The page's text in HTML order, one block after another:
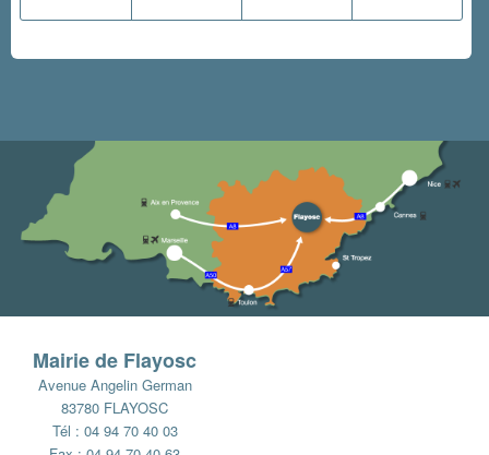
Mairie de Flayosc
Avenue Angelin German
83780 FLAYOSC
Tél : 04 94 70 40 03